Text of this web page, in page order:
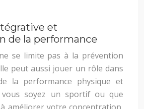
et
de la performance
se limite pas à la prévention
peut aussi jouer un rôle dans
la performance physique et
vous soyez un sportif ou que